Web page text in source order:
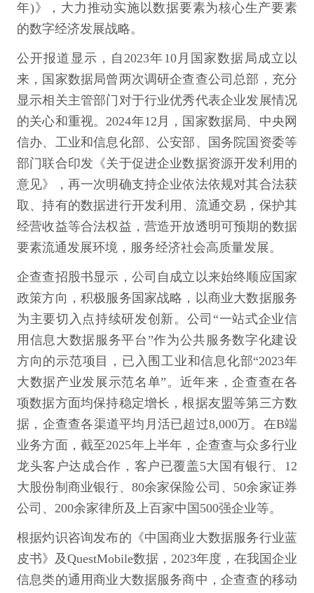
年)》，大力推动实施以数据要素为核心生产要素
的数字经济发展战略。
公开报道显示，自2023年10月国家数据局成立以
来，国家数据局曾两次调研企查查公司总部，充分
显示相关主管部门对于行业优秀代表企业发展情况
的关心和重视。2024年12月，国家数据局、中央网
信办、工业和信息化部、公安部、国务院国资委等
部门联合印发《关于促进企业数据资源开发利用的
意见》，再一次明确支持企业依法依规对其合法获
取、持有的数据进行开发利用、流通交易，保护其
经营收益等合法权益，营造开放透明可预期的数据
要素流通发展环境，服务经济社会高质量发展。
企查查招股书显示，公司自成立以来始终顺应国家
政策方向，积极服务国家战略，以商业大数据服务
为主要切入点持续研发创新。公司“一站式企业信
用信息大数据服务平台”作为公共服务数字化建设
方向的示范项目，已入围工业和信息化部“2023年
大数据产业发展示范名单”。近年来，企查查在各
项数据方面均保持稳定增长，根据友盟等第三方数
据，企查查各渠道平均月活已超过8,000万。在B端
业务方面，截至2025年上半年，企查查与众多行业
龙头客户达成合作，客户已覆盖5大国有银行、12
大股份制商业银行、80余家保险公司、50余家证券
公司、200余家律所及上百家中国500强企业等。
根据灼识咨询发布的《中国商业大数据服务行业蓝
皮书》及QuestMobile数据，2023年度，在我国企业
信息类的通用商业大数据服务商中，企查查的移动